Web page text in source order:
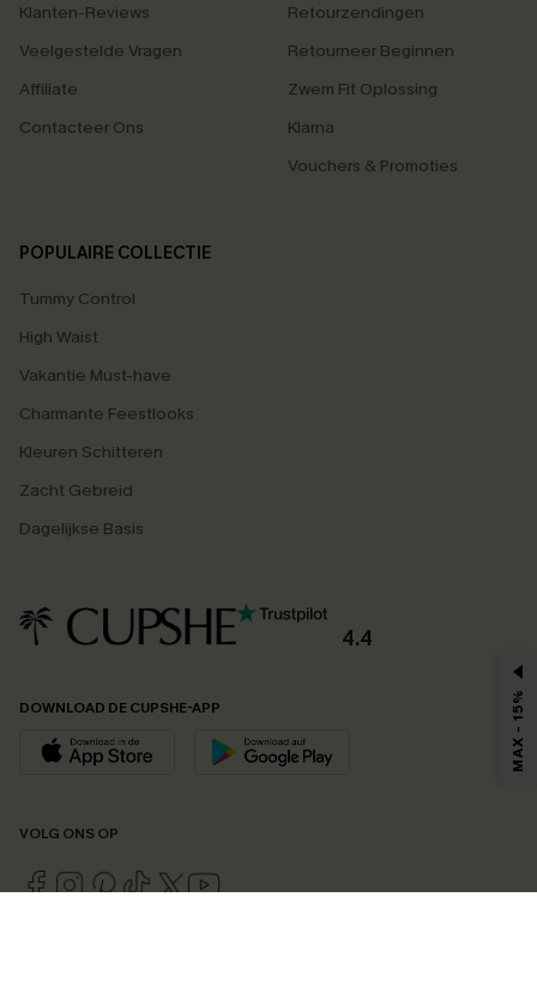
Klanten-Reviews
Veelgestelde Vragen
Affiliate
Contacteer Ons
Retourzendingen
Retourneer Beginnen
Zwem Fit Oplossing
Klarna
Vouchers & Promoties
POPULAIRE COLLECTIE
Tummy Control
High Waist
Vakantie Must-have
Charmante Feestlooks
Kleuren Schitteren
Zacht Gebreid
Dagelijkse Basis
4.4
DOWNLOAD DE CUPSHE-APP
VOLG ONS OP
MAX - 15%